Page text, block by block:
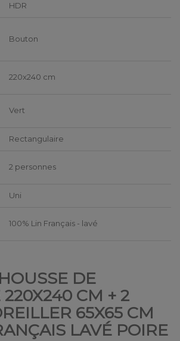
HDR
Bouton
220x240 cm
Vert
Rectangulaire
2 personnes
Uni
100% Lin Français - lavé
DE
220X240 CM + 2
65X65 CM
LAVÉ POIRE